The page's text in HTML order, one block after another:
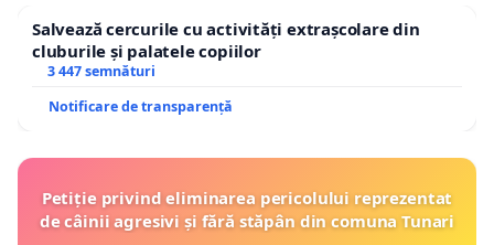
Salvează cercurile cu activități extrașcolare din
cluburile și palatele copiilor
3 447 semnături
Notificare de transparență
Petiție privind eliminarea pericolului reprezentat
de câinii agresivi și fără stăpân din comuna Tunari